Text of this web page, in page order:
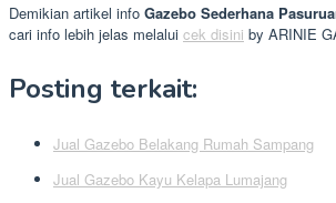
Demikian artikel info Gazebo Sederhana
cari info lebih jelas melalui cek disini by ARINIE
Posting terkait:
Jual Gazebo Belakang Rumah Sampang
Jual Gazebo Kayu Kelapa Lumajang